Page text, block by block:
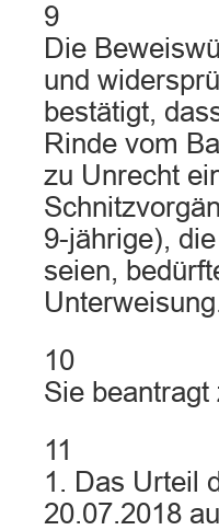
9
Die
und
bestätigt,
Rinde vom
zu Unrecht
9-jährige),
seien,
10
Sie beantragt
11
1. Das Urteil
20.07.2018